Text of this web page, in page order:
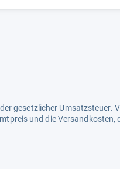
gesetzlicher Umsatzsteuer.
und die Versandkosten,